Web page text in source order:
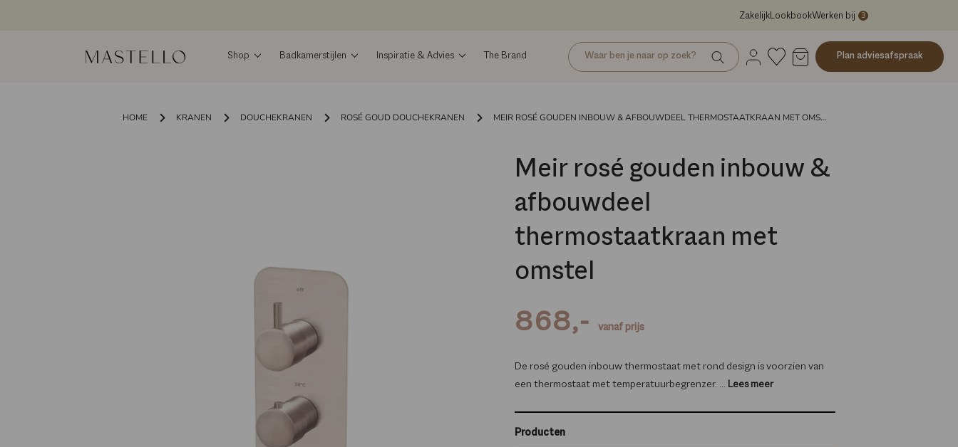
ZakelijkLookbookWerken bij 3
Shop Badkamerstijlen Inspiratie & Advies The Brand Plan adviesafspraak
HOME KRANEN DOUCHEKRANEN ROSÉ GOUD DOUCHEKRANEN MEIR ROSÉ GOUDEN INBOUW & AFBOUWDEEL THERMOSTAATKRAAN MET OMSTEL
Meir rosé gouden inbouw &
afbouwdeel
thermostaatkraan met
omstel
868,-
vanaf prijs
De rosé gouden inbouw thermostaat met rond design is voorzien van
een thermostaat met temperatuurbegrenzer. ... Lees meer
Producten